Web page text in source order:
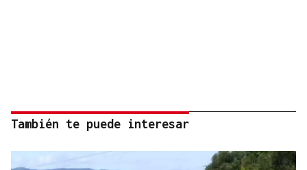
También te puede interesar